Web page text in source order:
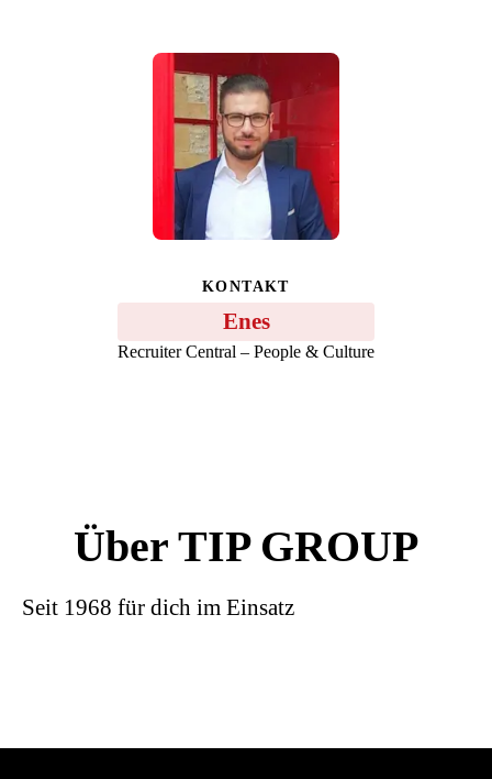
KONTAKT
Enes
Recruiter Central – People & Culture
Über TIP GROUP
Seit 1968 für dich im Einsatz